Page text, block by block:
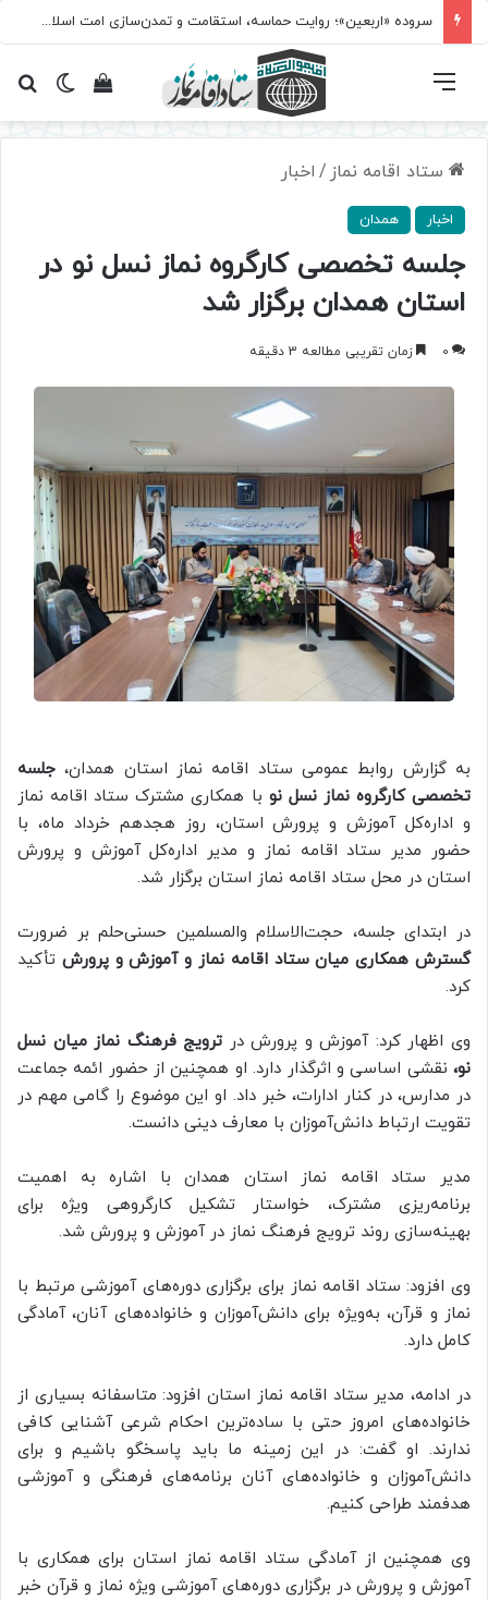
سروده‌ «اربعین»؛ روایت حماسه، استقامت و تمدن‌سازی امت اسلامی
تغییرمشاهده فهرست
ستاد اقامه نماز / اخبار
اخبار همدان
جلسه تخصصی کارگروه نماز نسل نو در
استان همدان برگزار شد
0 زمان تقریبی مطالعه 3 دقیقه
به گزارش روابط عمومی ستاد اقامه نماز استان همدان، جلسه
تخصصی کارگروه نماز نسل نو با همکاری مشترک ستاد اقامه نماز
و اداره‌کل آموزش و پرورش استان، روز هجدهم خرداد ماه، با
حضور مدیر ستاد اقامه نماز و مدیر اداره‌کل آموزش و پرورش
استان در محل ستاد اقامه نماز استان برگزار شد.
در ابتدای جلسه، حجت‌الاسلام والمسلمین حسنی‌حلم بر ضرورت
گسترش همکاری میان ستاد اقامه نماز و آموزش و پرورش تأکید
کرد.
وی اظهار کرد: آموزش و پرورش در ترویج فرهنگ نماز میان نسل
نو، نقشی اساسی و اثرگذار دارد. او همچنین از حضور ائمه جماعت
در مدارس، در کنار ادارات، خبر داد. او این موضوع را گامی مهم در
تقویت ارتباط دانش‌آموزان با معارف دینی دانست.
مدیر ستاد اقامه نماز استان همدان با اشاره به اهمیت
برنامه‌ریزی مشترک، خواستار تشکیل کارگروهی ویژه برای
بهینه‌سازی روند ترویج فرهنگ نماز در آموزش و پرورش شد.
وی افزود: ستاد اقامه نماز برای برگزاری دوره‌های آموزشی مرتبط با
نماز و قرآن، به‌ویژه برای دانش‌آموزان و خانواده‌های آنان، آمادگی
کامل دارد.
در ادامه، مدیر ستاد اقامه نماز استان افزود: متاسفانه بسیاری از
خانواده‌های امروز حتی با ساده‌ترین احکام شرعی آشنایی کافی
ندارند. او گفت: در این زمینه ما باید پاسخگو باشیم و برای
دانش‌آموزان و خانواده‌های آنان برنامه‌های فرهنگی و آموزشی
هدفمند طراحی کنیم.
وی همچنین از آمادگی ستاد اقامه نماز استان برای همکاری با
آموزش و پرورش در برگزاری دوره‌های آموزشی ویژه نماز و قرآن خبر